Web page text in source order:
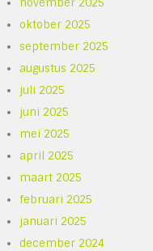
oktober 2025
september 2025
augustus 2025
juli 2025
juni 2025
mei 2025
april 2025
maart 2025
februari 2025
januari 2025
december 2024